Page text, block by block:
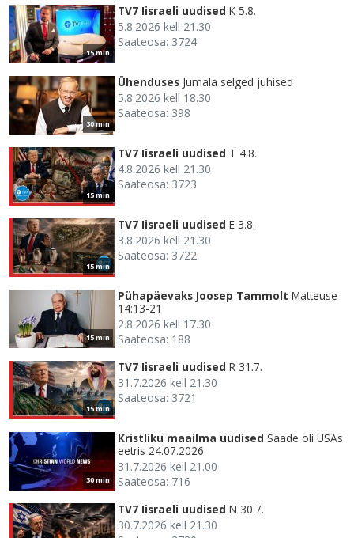
15 min
TV7 Iisraeli uudised K 5.8.
5.8.2026 kell 21.30
Saateosa: 3724
30 min
Ühenduses Jumala selged juhised
5.8.2026 kell 18.30
Saateosa: 398
15 min
TV7 Iisraeli uudised T 4.8.
4.8.2026 kell 21.30
Saateosa: 3723
15 min
TV7 Iisraeli uudised E 3.8.
3.8.2026 kell 21.30
Saateosa: 3722
15 min
Pühapäevaks Joosep Tammolt Matteuse
14:13-21
2.8.2026 kell 17.30
Saateosa: 188
15 min
TV7 Iisraeli uudised R 31.7.
31.7.2026 kell 21.30
Saateosa: 3721
30 min
Kristliku maailma uudised Saade oli USAs
eetris 24.07.2026
31.7.2026 kell 21.00
Saateosa: 716
TV7 Iisraeli uudised N 30.7.
30.7.2026 kell 21.30